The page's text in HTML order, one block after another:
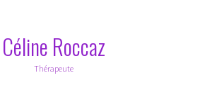
Céline Roccaz
Thérapeute